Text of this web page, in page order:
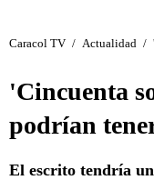
Caracol TV / Actualidad /
'Cincuenta
podrían
El escrito tendría